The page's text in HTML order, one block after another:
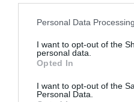
Please note that this website/
not limited to your visit or
grant or deny consent to
use your data for below
consent section.
Personal Data
I want to opt-out of the
personal data.
Opted In
I want to opt-out of the
Personal Data.
Ελληνικές εξαγωγές:
πρωταγωνιστές
Θερμοκρασία-ρεκόρ στο